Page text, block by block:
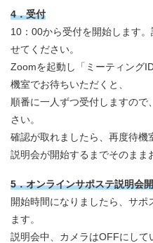
4．受付
10：00から受付を開始します
せてください。
Zoomを起動し「ミーティング
機室でお待ちいただくと、
順番に一人ずつ受付しますの
さい。
確認が取れましたら、再度待機
説明会が開始するまでそのまま
5．オンラインサポステ説明会
開始時間になりましたら、サポ
ます。
説明会中、カメラはOFFにして